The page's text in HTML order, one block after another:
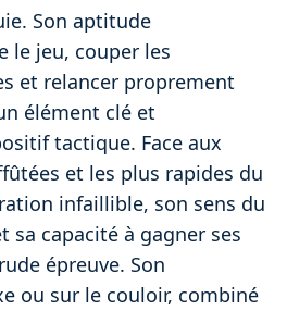
Son aptitude
le jeu, couper les
et relancer proprement
élément clé et
tactique. Face aux
et les plus rapides du
infaillible, son sens du
sa capacité à gagner ses
épreuve. Son
ou sur le couloir, combiné